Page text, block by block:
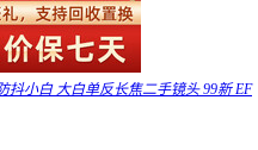
抖小白 大白单反长焦二手镜头 99新 EF